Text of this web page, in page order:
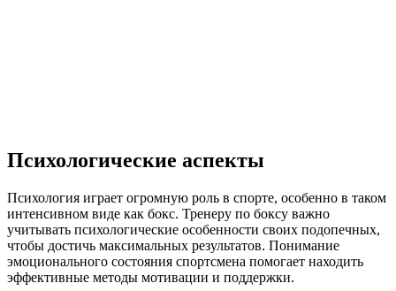
Психологические аспекты
Психология играет огромную роль в спорте, особенно в таком
интенсивном виде как бокс. Тренеру по боксу важно
учитывать психологические особенности своих подопечных,
чтобы достичь максимальных результатов. Понимание
эмоционального состояния спортсмена помогает находить
эффективные методы мотивации и поддержки.